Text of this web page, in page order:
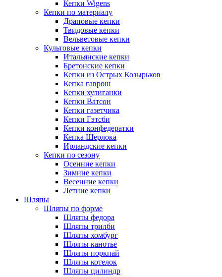
Кепки Wigens
Кепки по материалу
Драповые кепки
Твидовые кепки
Вельветовые кепки
Культовые кепки
Итальянские кепки
Бретонские кепки
Кепки из Острых Козырьков
Кепка гаврош
Кепки хулиганки
Кепки Ватсон
Кепки газетчика
Кепки Гэтсби
Кепки конфедератки
Кепка Шерлока
Ирландские кепки
Кепки по сезону
Осенние кепки
Зимние кепки
Весенние кепки
Летние кепки
Шляпы
Шляпы по форме
Шляпы федора
Шляпы трилби
Шляпы хомбург
Шляпы канотье
Шляпы поркпай
Шляпы котелок
Шляпы цилиндр